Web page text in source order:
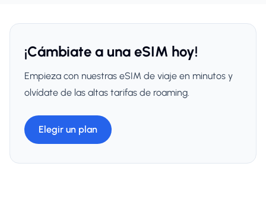
¡Cámbiate a una eSIM hoy!
Empieza con nuestras eSIM de viaje en minutos y
olvídate de las altas tarifas de roaming.
Elegir un plan